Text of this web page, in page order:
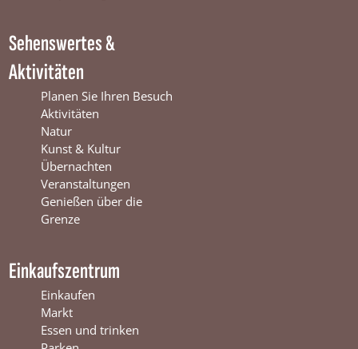
n
t
e
t
e
r
s
w
i
j
k
i
t
e
r
s
w
i
j
k
Sehenswertes &
Aktivitäten
Planen Sie Ihren Besuch
Aktivitäten
Natur
Kunst & Kultur
Übernachten
Veranstaltungen
Genießen über die
Grenze
Einkaufszentrum
Einkaufen
Markt
Essen und trinken